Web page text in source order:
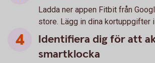
Ladda ner appen Fitbit från
store. Lägg in dina kortuppgifter
Identifiera dig för att
smartklocka